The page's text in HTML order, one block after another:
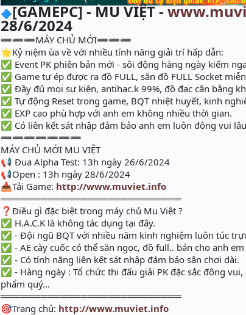
🔷[GAMEPC] - MU VIỆT -
28/6/2024
➖➖➖MÁY CHỦ MỚI➖➖➖
🌟Kỷ niệm ùa về với nhiều tính năng giải trí hấp dẫn:
✅ Event PK phiên bản mới - sôi động hàng ngày kiếm
✅ Game tự ép được ra đồ FULL, săn đồ FULL Socket
✅ Đầy đủ mọi sự kiện, antihac.k 99%, đồ đạc cân bằng
✅ Tự động Reset trong game, BQT nhiệt huyết, kinh
✅ EXP cao phù hợp với anh em không nhiều thời gian.
✅ Có liên kết sát nhập đảm bảo anh em luôn đông vui
➖➖➖➖➖➖➖
MÁY CHỦ MỚI MU VIỆT
📢 Đua Alpha Test: 13h ngày 26/6/2024
📢Open : 13h ngày 28/6/2024
📥Tải Game: http://www.muviet.info
═══════════════════════════
❓Điều gì đặc biệt trong máy chủ Mu Việt ?
✅ H.A.C.K là không tác dụng tại đây.
✅ - Đội ngũ BQT với nhiều năm kinh nghiệm luôn túc
✅ - AE cày cuốc có thể săn ngọc, đồ full.. bán cho anh
✅ - Có tính năng liên kết sát nhập đảm bảo sân chơi dài.
✅ - Hàng ngày : Tổ chức thi đấu giải PK đặc sắc đông
phẩm quý...
═══════════════════════════
🎯Trang chủ: http://www.muviet.info